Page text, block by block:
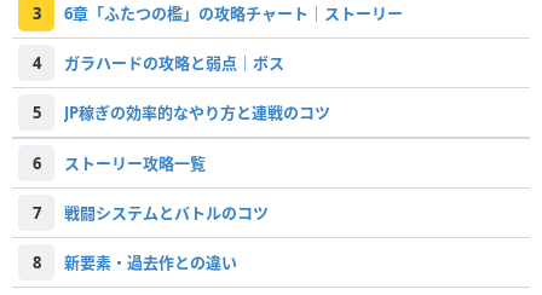
3 6章「ふたつの檻」の攻略チャート｜ストーリー
4 ガラハードの攻略と弱点｜ボス
5 JP稼ぎの効率的なやり方と連戦のコツ
6 ストーリー攻略一覧
7 戦闘システムとバトルのコツ
8 新要素・過去作との違い